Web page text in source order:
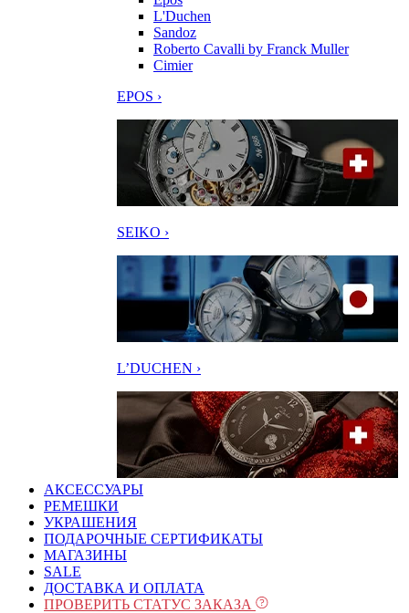
L'Duchen
Sandoz
Roberto Cavalli by Franck Muller
Cimier
EPOS ›
SEIKO ›
L’DUCHEN ›
АКСЕССУАРЫ
РЕМЕШКИ
УКРАШЕНИЯ
ПОДАРОЧНЫЕ СЕРТИФИКАТЫ
МАГАЗИНЫ
SALE
ДОСТАВКА И ОПЛАТА
ПРОВЕРИТЬ СТАТУС ЗАКАЗА